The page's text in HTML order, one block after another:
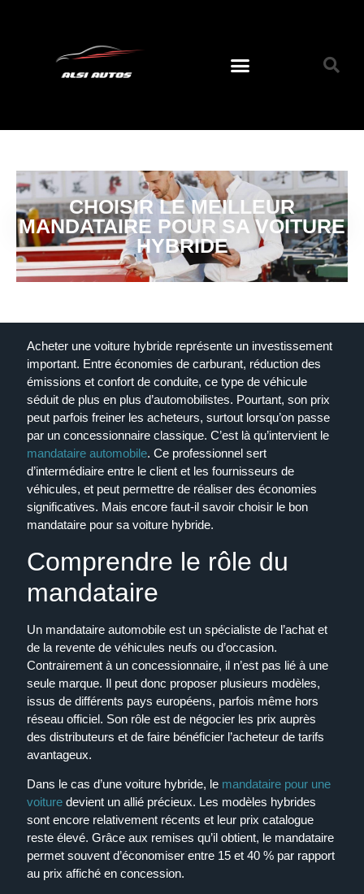
CHOISIR LE MEILLEUR
MANDATAIRE POUR SA VOITURE
HYBRIDE
Acheter une voiture hybride représente un investissement
important. Entre économies de carburant, réduction des
émissions et confort de conduite, ce type de véhicule
séduit de plus en plus d’automobilistes. Pourtant, son prix
peut parfois freiner les acheteurs, surtout lorsqu’on passe
par un concessionnaire classique. C’est là qu’intervient le
mandataire automobile. Ce professionnel sert
d’intermédiaire entre le client et les fournisseurs de
véhicules, et peut permettre de réaliser des économies
significatives. Mais encore faut-il savoir choisir le bon
mandataire pour sa voiture hybride.
Comprendre le rôle du
mandataire
Un mandataire automobile est un spécialiste de l’achat et
de la revente de véhicules neufs ou d’occasion.
Contrairement à un concessionnaire, il n’est pas lié à une
seule marque. Il peut donc proposer plusieurs modèles,
issus de différents pays européens, parfois même hors
réseau officiel. Son rôle est de négocier les prix auprès
des distributeurs et de faire bénéficier l’acheteur de tarifs
avantageux.
Dans le cas d’une voiture hybride, le mandataire pour une
voiture devient un allié précieux. Les modèles hybrides
sont encore relativement récents et leur prix catalogue
reste élevé. Grâce aux remises qu’il obtient, le mandataire
permet souvent d’économiser entre 15 et 40 % par rapport
au prix affiché en concession.